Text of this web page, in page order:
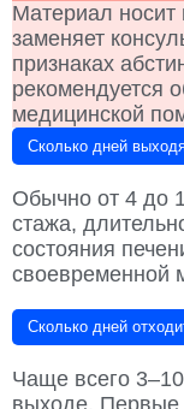
Материал
заменяет
признаках
рекомендуется
медицинской
Сколько дней
Обычно от 4 до
стажа,
состояния
своевременной
Сколько дней
Чаще всего